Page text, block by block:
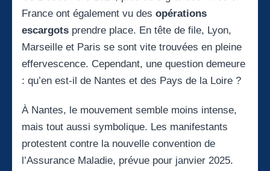
France ont également vu des opérations
escargots prendre place. En tête de file, Lyon,
Marseille et Paris se sont vite trouvées en pleine
effervescence. Cependant, une question demeure
: qu’en est-il de Nantes et des Pays de la Loire ?
À Nantes, le mouvement semble moins intense,
mais tout aussi symbolique. Les manifestants
protestent contre la nouvelle convention de
l’Assurance Maladie, prévue pour janvier 2025.